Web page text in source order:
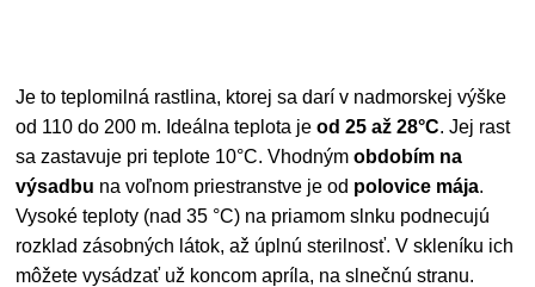
Je to teplomilná rastlina, ktorej sa darí v nadmorskej výške
od 110 do 200 m. Ideálna teplota jeod 25 až 28°C. Jej rast
sa zastavuje pri teplote 10°C. Vhodnýmobdobím na
výsadbu na voľnom priestranstve je od polovice mája.
Vysoké teploty (nad 35 °C) na priamom slnku podnecujú
rozklad zásobných látok, až úplnú sterilnosť. V skleníku ich
môžete vysádzať už koncom apríla, na slnečnú stranu.